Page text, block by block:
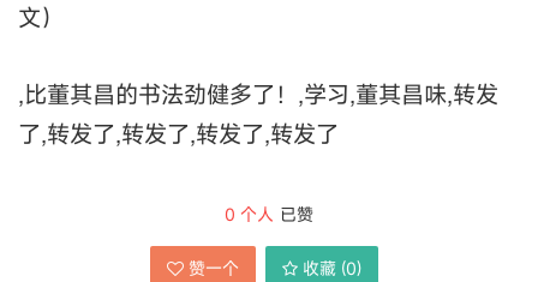
文）
,比董其昌的书法劲健多了！,学习,董其昌味,转发
了,转发了,转发了,转发了,转发了
0 个人 已赞
赞一个 收藏 (0)